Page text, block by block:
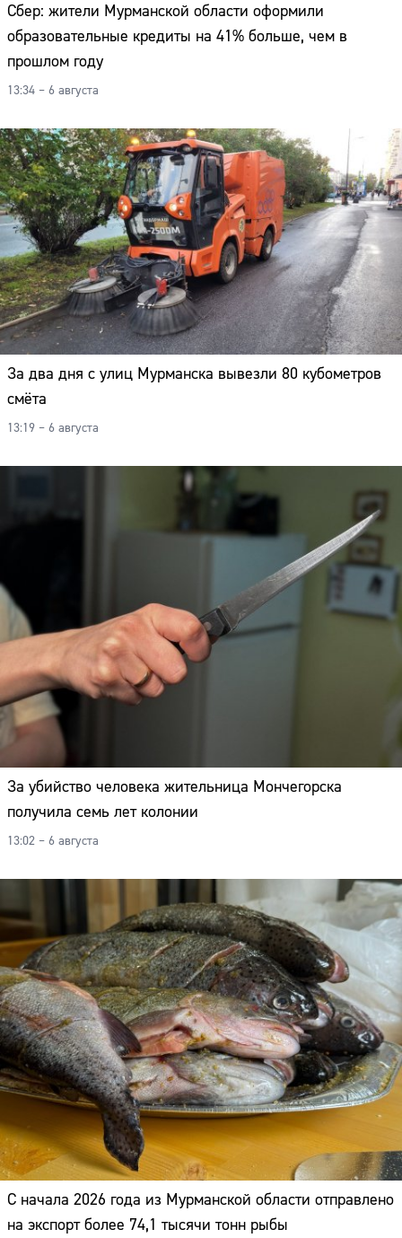
Сбер: жители Мурманской области оформили
образовательные кредиты на 41% больше, чем в
прошлом году
13:34 – 6 августа
За два дня с улиц Мурманска вывезли 80 кубометров
смёта
13:19 – 6 августа
За убийство человека жительница Мончегорска
получила семь лет колонии
13:02 – 6 августа
С начала 2026 года из Мурманской области отправлено
на экспорт более 74,1 тысячи тонн рыбы
Сайт: